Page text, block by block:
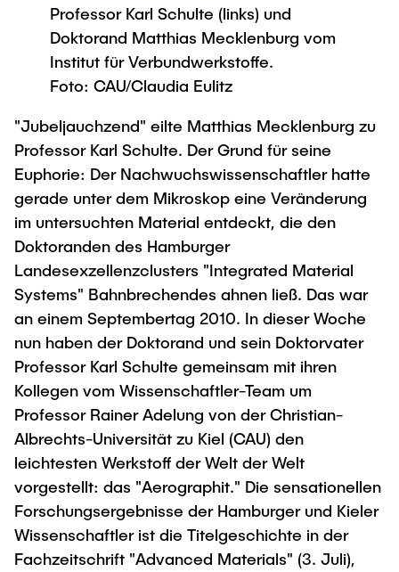
Newsroom
Press Release
Flyers and brochures
Events
Merchandise-Shop
Working at TU Hamburg
Job opportunities
Faculty recruiting
Information for new employees
Internal Information
Advice and contact
New@tuhh
Around student life
AI in Education
After Graduation
Alumni
Career Center
Graduate Academy
Doctoral Degrees
Continuing Education
UNU HUB "Engineering to Face Climate
Change"
Research Funding
Early Career Research Support
Good Scientific Practice
Future Lectures
Team
Research & Transfer News
Interdisciplinary Workshop of the FSP
"Biobased Processes and Reactor
Technologies"
Process Engineering
Study programs
Research and Institutes
Technology and Innovation in Education
News
Study programs
Research and Institutes
Management Sciences and Technology
Study Programs
Research and Institutes
Mechanical Engineering
Study programs
Joint School of Multidisciplinary Studies
Exchange students
Intercultural Hub
International Scholars & Guests
Partnerships and Strategy
Study Exchange Partnerships
How to establish partnerships
Strategy
Contacts & International Team
Professor Karl Schulte (links) und
Doktorand Matthias Mecklenburg vom
Institut für Verbundwerkstoffe.
Foto: CAU/Claudia Eulitz
"Jubeljauchzend" eilte Matthias Mecklenburg zu
Professor Karl Schulte. Der Grund für seine
Euphorie: Der Nachwuchswissenschaftler hatte
gerade unter dem Mikroskop eine Veränderung
im untersuchten Material entdeckt, die den
Doktoranden des Hamburger
Landesexzellenzclusters "Integrated Material
Systems" Bahnbrechendes ahnen ließ. Das war
an einem Septembertag 2010. In dieser Woche
nun haben der Doktorand und sein Doktorvater
Professor Karl Schulte gemeinsam mit ihren
Kollegen vom Wissenschaftler-Team um
Professor Rainer Adelung von der Christian-
Albrechts-Universität zu Kiel (CAU) den
leichtesten Werkstoff der Welt der Welt
vorgestellt: das "Aerographit." Die sensationellen
Forschungsergebnisse der Hamburger und Kieler
Wissenschaftler ist die Titelgeschichte in der
Fachzeitschrift "Advanced Materials" (3. Juli),